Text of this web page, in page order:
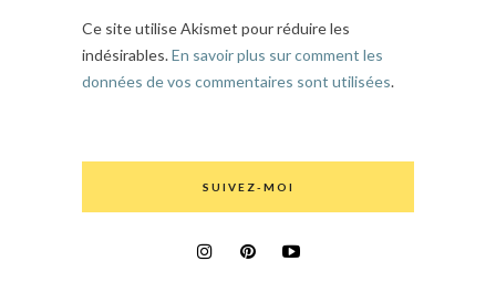
Ce site utilise Akismet pour réduire les
indésirables.En savoir plus sur comment les
données de vos commentaires sont utilisées.
SUIVEZ-MOI